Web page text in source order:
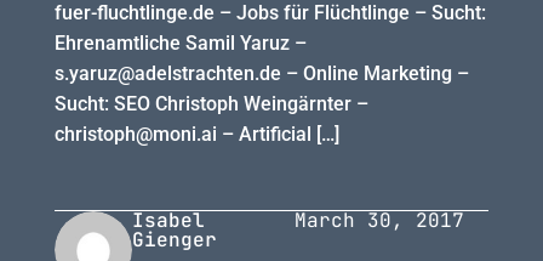
fuer-fluchtlinge.de – Jobs für Flüchtlinge – Sucht:
Ehrenamtliche Samil Yaruz –
s.yaruz@adelstrachten.de – Online Marketing –
Sucht: SEO Christoph Weingärnter –
christoph@moni.ai – Artificial […]
Isabel
Gienger
March 30, 2017